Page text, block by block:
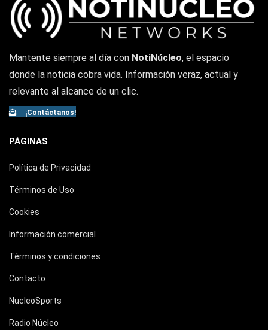
Mantente siempre al día con NotiNúcleo, el espacio
donde la noticia cobra vida. Información veraz, actual y
relevante al alcance de un clic.
¡Contáctanos!
PÁGINAS
Política de Privacidad
Términos de Uso
Cookies
Información comercial
Términos y condiciones
Contacto
NucleoSports
Radio Núcleo